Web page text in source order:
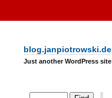
blog.janpiotrowski.de
Just another WordPress site